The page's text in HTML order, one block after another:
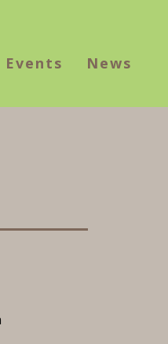
Events News